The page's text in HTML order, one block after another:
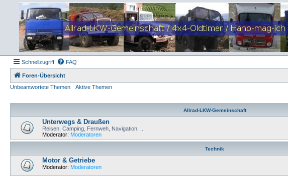
Schnellzugriff FAQ
Foren-Übersicht
Unbeantwortete Themen
Aktive Themen
Allrad-LKW-Gemeinschaft
Unterwegs & Draußen
Reisen, Camping, Fernweh, Navigation, ...
Moderator: Moderatoren
Technik
Motor & Getriebe
Moderator: Moderatoren